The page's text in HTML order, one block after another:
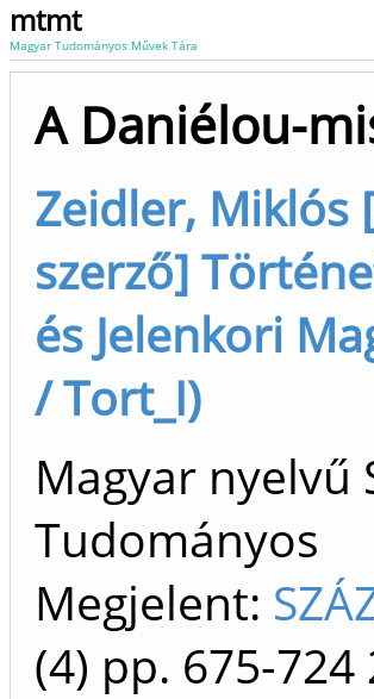
mtmt
Magyar Tudományos Művek Tára
A Daniélou-
Zeidler, Miklós
szerző]
és Jelenkori
/ Tort_I)
Magyar nyelvű
Tudományos
Megjelent:
(4) pp. 675-724